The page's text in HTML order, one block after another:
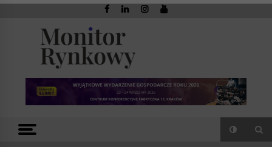
Skip
Monitor
Rynkowy